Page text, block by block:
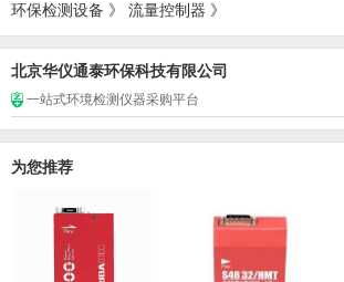
环保检测设备 》 流量控制器 》
北京华仪通泰环保科技有限公司
一站式环境检测仪器采购平台
为您推荐